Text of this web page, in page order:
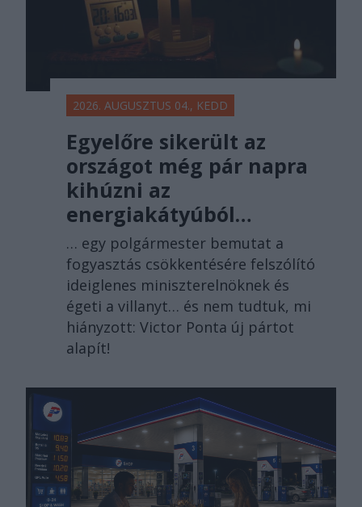
2026. AUGUSZTUS 04., KEDD
Egyelőre sikerült az
országot még pár napra
kihúzni az
energiakátyúból…
… egy polgármester bemutat a
fogyasztás csökkentésére felszólító
ideiglenes miniszterelnöknek és
égeti a villanyt… és nem tudtuk, mi
hiányzott: Victor Ponta új pártot
alapít!